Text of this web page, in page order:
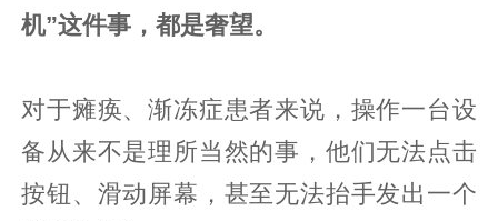
机”这件事，都是奢望。
对于瘫痪、渐冻症患者来说，操作一台设
备从来不是理所当然的事，他们无法点击
按钮、滑动屏幕，甚至无法抬手发出一个